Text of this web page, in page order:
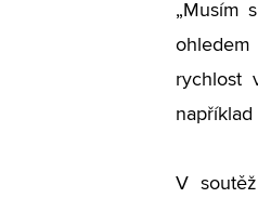
„Musím
rychlost
například
V